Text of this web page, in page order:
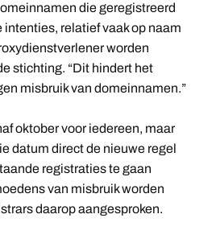
die geregistreerd
relatief vaak op naam
worden
stichting. “Dit hindert het
misbruik van domeinnamen.”
oktober voor iedereen, maar
datum direct de nieuwe regel
registraties te gaan
van misbruik worden
daarop aangesproken.